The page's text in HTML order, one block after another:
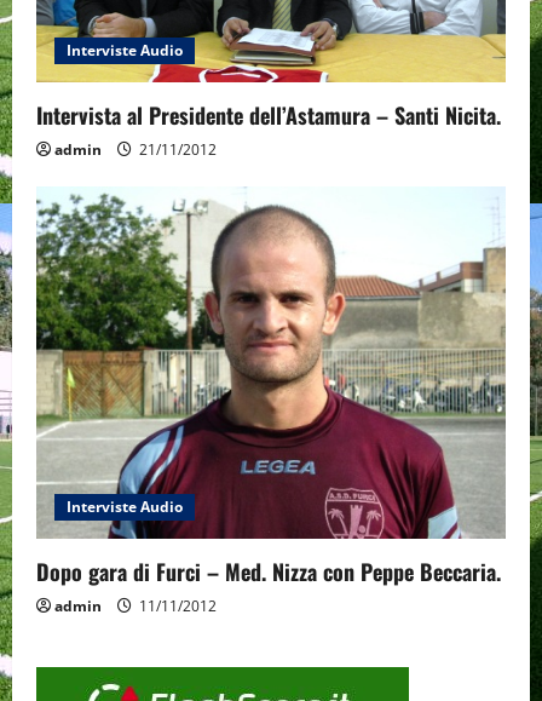
Interviste Audio
Intervista al Presidente dell’Astamura – Santi Nicita.
admin 21/11/2012
Interviste Audio
Dopo gara di Furci – Med. Nizza con Peppe Beccaria.
admin 11/11/2012